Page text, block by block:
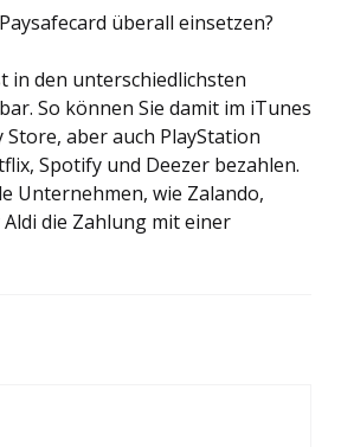
überall einsetzen?
in den unterschiedlichsten
So können Sie damit im iTunes
Store, aber auch PlayStation
Spotify und Deezer bezahlen.
Unternehmen, wie Zalando,
die Zahlung mit einer